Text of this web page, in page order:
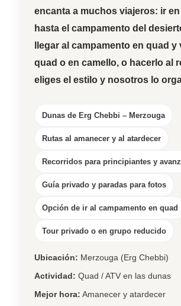
encanta a muchos viajeros: ir
hasta el campamento del
llegar al campamento en quad y
quad o en camello, o hacerlo al
eliges el estilo y nosotros lo
Dunas de Erg Chebbi – Merzouga
Rutas al amanecer y al atardecer
Recorridos para principiantes y
Guía privado y paradas para fotos
Opción de ir al campamento en quad
Tour privado o en grupo reducido
Ubicación: Merzouga (Erg Chebbi)
Actividad: Quad / ATV en las dunas
Mejor hora: Amanecer y atardecer